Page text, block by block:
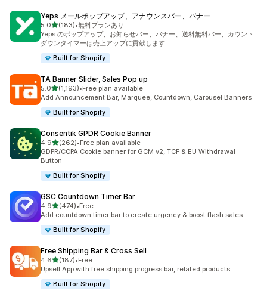
Yeps メールポップアップ、アナウンスバー、バナー
5.05つ星中
(183)
合計レビュー数：183件
•無料プランあり
Yeps のポップアップ、お知らせバー、バナー、送料無料バー、カウント
ダウンタイマーは売上アップに貢献します
Built for Shopify
TA Banner Slider, Sales Pop up
5.05つ星中
(1,193)
合計レビュー数：1193件
•Free plan available
Add Announcement Bar, Marquee, Countdown, Carousel Banners
Built for Shopify
Consentik GPDR Cookie Banner
4.95つ星中
(262)
合計レビュー数：262件
•Free plan available
GDPR/CCPA Cookie banner for GCM v2, TCF & EU Withdrawal
Button
Built for Shopify
GSC Countdown Timer Bar
4.95つ星中
(474)
合計レビュー数：474件
•Free
Add countdown timer bar to create urgency & boost flash sales
Built for Shopify
Free Shipping Bar & Cross Sell
4.65つ星中
(187)
合計レビュー数：187件
•Free
Upsell App with free shipping progress bar, related products
Built for Shopify